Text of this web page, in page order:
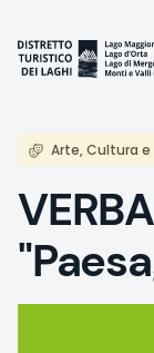
main
content
Arte, Cultura e